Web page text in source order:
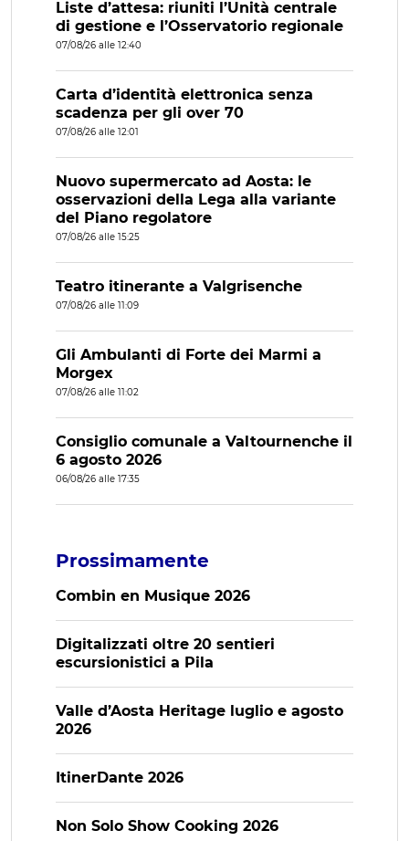
Liste d’attesa: riuniti l’Unità centrale
di gestione e l’Osservatorio regionale
07/08/26 alle 12:40
Carta d’identità elettronica senza
scadenza per gli over 70
07/08/26 alle 12:01
Nuovo supermercato ad Aosta: le
osservazioni della Lega alla variante
del Piano regolatore
07/08/26 alle 15:25
Teatro itinerante a Valgrisenche
07/08/26 alle 11:09
Gli Ambulanti di Forte dei Marmi a
Morgex
07/08/26 alle 11:02
Consiglio comunale a Valtournenche il
6 agosto 2026
06/08/26 alle 17:35
Prossimamente
Combin en Musique 2026
Digitalizzati oltre 20 sentieri
escursionistici a Pila
Valle d’Aosta Heritage luglio e agosto
2026
ItinerDante 2026
Non Solo Show Cooking 2026